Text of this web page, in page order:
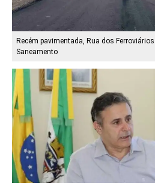
Recém pavimentada, Rua dos
Saneamento